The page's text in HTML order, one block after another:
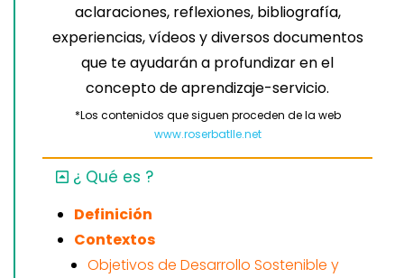
aclaraciones, reflexiones, bibliografía,
experiencias, vídeos y diversos documentos
que te ayudarán a profundizar en el
concepto de aprendizaje-servicio.
*Los contenidos que siguen proceden de la web
www.roserbatlle.net
¿ Qué es ?
Definición
Contextos
Objetivos de Desarrollo Sostenible y